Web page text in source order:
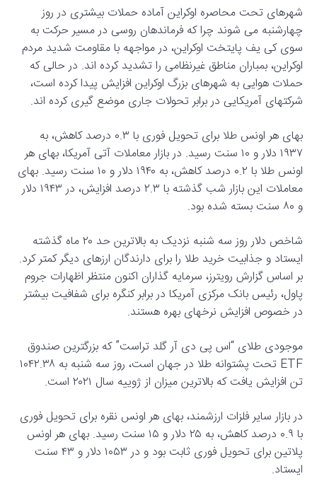
شهرهای تحت محاصره اوکراین آماده حملات بیشتری در روز
چهارشنبه می شوند چرا که فرماندهان روسی در مسیر حرکت به
سوی کی یف پایتخت اوکراین، در مواجهه با مقاومت شدید مردم
اوکراین، بمباران مناطق غیرنظامی را تشدید کرده اند. در حالی که
حملات هوایی به شهرهای بزرگ اوکراین افزایش پیدا کرده است،
شرکتهای آمریکایی در برابر تحولات جاری موضع گیری کرده اند.
بهای هر اونس طلا برای تحویل فوری با ۰.۳ درصد کاهش، به
۱۹۳۷ دلار و ۱۰ سنت رسید. در بازار معاملات آتی آمریکا، بهای هر
اونس طلا با ۰.۲ درصد کاهش، به ۱۹۴۰ دلار و ۱۰ سنت رسید. بهای
معاملات این بازار شب گذشته با ۲.۳ درصد افزایش، در ۱۹۴۳ دلار
و ۸۰ سنت بسته شده بود.
شاخص دلار روز سه شنبه نزدیک به بالاترین حد ۲۰ ماه گذشته
ایستاد و جذابیت خرید طلا را برای دارندگان ارزهای دیگر کمتر کرد.
بر اساس گزارش رویترز، سرمایه گذاران اکنون منتظر اظهارات جروم
پاول، رئیس بانک مرکزی آمریکا در برابر کنگره برای شفافیت بیشتر
در خصوص افزایش نرخهای بهره هستند.
موجودی طلای “اس پی دی آر گلد تراست” که بزرگترین صندوق
ETF تحت پشتوانه طلا در جهان است، روز سه شنبه به ۱۰۴۲.۳۸
تن افزایش یافت که بالاترین میزان از ژوییه سال ۲۰۲۱ است.
در بازار سایر فلزات ارزشمند، بهای هر اونس نقره برای تحویل فوری
با ۰.۹ درصد کاهش، به ۲۵ دلار و ۱۵ سنت رسید. بهای هر اونس
پلاتین برای تحویل فوری ثابت بود و در ۱۰۵۳ دلار و ۴۳ سنت
ایستاد.